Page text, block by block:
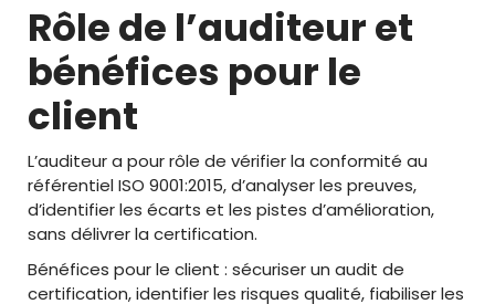
Rôle de l’auditeur et
bénéfices pour le
client
L’auditeur a pour rôle de vérifier la conformité au
référentiel ISO 9001:2015, d’analyser les preuves,
d’identifier les écarts et les pistes d’amélioration,
sans délivrer la certification.
Bénéfices pour le client : sécuriser un audit de
certification, identifier les risques qualité, fiabiliser les